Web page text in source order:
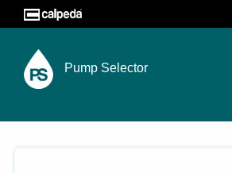
Pump Selector